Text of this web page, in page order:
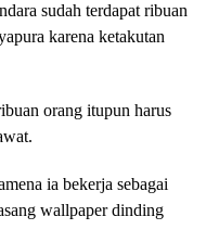
sudah terdapat ribuan
karena ketakutan
orang itupun harus
ia bekerja sebagai
wallpaper dinding